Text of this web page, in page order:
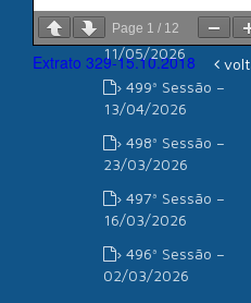
Page 1 / 12
Extrato 329-15.10.2018
› 500ª Sessão –
11/05/2026
› 499ª Sessão –
13/04/2026
› 498ª Sessão –
23/03/2026
› 497ª Sessão –
16/03/2026
› 496ª Sessão –
02/03/2026